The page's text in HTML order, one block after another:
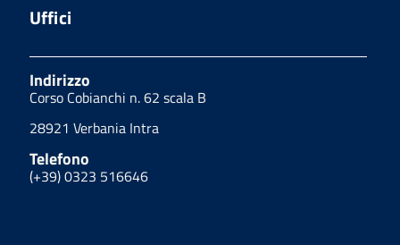
Uffici
Indirizzo
Corso Cobianchi n. 62 scala B
28921 Verbania Intra
Telefono
(+39) 0323 516646